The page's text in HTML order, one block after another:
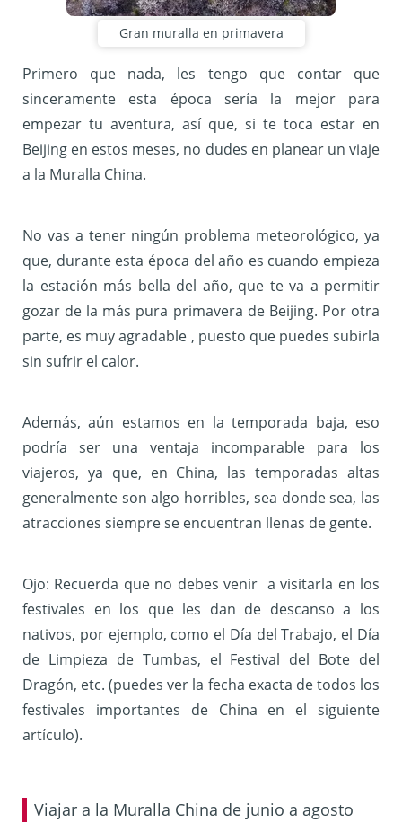
Gran muralla en primavera
Primero que nada, les tengo que contar que
sinceramente esta época sería la mejor para
empezar tu aventura, así que, si te toca estar en
Beijing en estos meses, no dudes en planear un viaje
a la Muralla China.
No vas a tener ningún problema meteorológico, ya
que, durante esta época del año es cuando empieza
la estación más bella del año, que te va a permitir
gozar de la más pura primavera de Beijing. Por otra
parte, es muy agradable , puesto que puedes subirla
sin sufrir el calor.
Además, aún estamos en la temporada baja, eso
podría ser una ventaja incomparable para los
viajeros, ya que, en China, las temporadas altas
generalmente son algo horribles, sea donde sea, las
atracciones siempre se encuentran llenas de gente.
Ojo: Recuerda que no debes venir a visitarla en los
festivales en los que les dan de descanso a los
nativos, por ejemplo, como el Día del Trabajo, el Día
de Limpieza de Tumbas, el Festival del Bote del
Dragón, etc. (puedes ver la fecha exacta de todos los
festivales importantes de China en el siguiente
artículo).
Viajar a la Muralla China de junio a agosto